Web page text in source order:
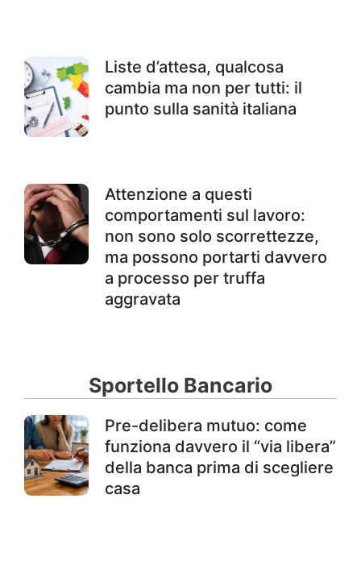
Liste d’attesa, qualcosa
cambia ma non per tutti: il
punto sulla sanità italiana
Attenzione a questi
comportamenti sul lavoro:
non sono solo scorrettezze,
ma possono portarti davvero
a processo per truffa
aggravata
Sportello Bancario
Pre-delibera mutuo: come
funziona davvero il “via libera”
della banca prima di scegliere
casa